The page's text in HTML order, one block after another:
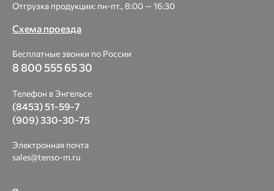
Отгрузка продукции: пн-пт., 8:00 — 16:30
Схема проезда
Бесплатные звонки по России
8 800 555 65 30
Телефон в Энгельсе
(8453) 51-59-7
(909) 330-30-75
Электронная почта
sales@tenso-m.ru